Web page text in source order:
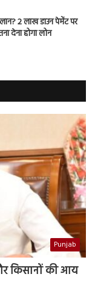
2 लाख डाउन पेमेंट पर
देना होगा लोन
Punjab
किसानों की आय